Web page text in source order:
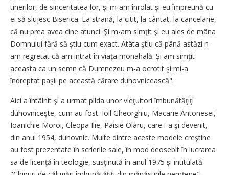
tinerilor, de sinceritatea lor, şi m-am înrolat şi eu împreună cu
ei să slujesc Biserica. La strană, la citit, la cântat, la cancelarie,
că nu prea avea cine atunci. Şi m-am simţit şi eu ales de mâna
Domnului fără să ştiu cum exact. Atâta ştiu că până astăzi n-
am regretat că am intrat în viaţa monahală. Şi am simţit
aceasta ca un semn că Dumnezeu m-a ocrotit şi mi-a
îndreptat paşii pe această cărare duhovnicească".
Aici a întâlnit şi a urmat pilda unor vieţuitori îmbunătăţiţi
duhovniceşte, cum au fost: Ioil Gheorghiu, Macarie Antonesei,
Ioanichie Moroi, Cleopa Ilie, Paisie Olaru, care i-a şi devenit,
din anul 1954, duhovnic. Multe dintre aceste modele creştine
au fost prezentate în scrierile sale, în mod deosebit în lucrarea
sa de licenţă în teologie, susţinută în anul 1975 şi intitulată